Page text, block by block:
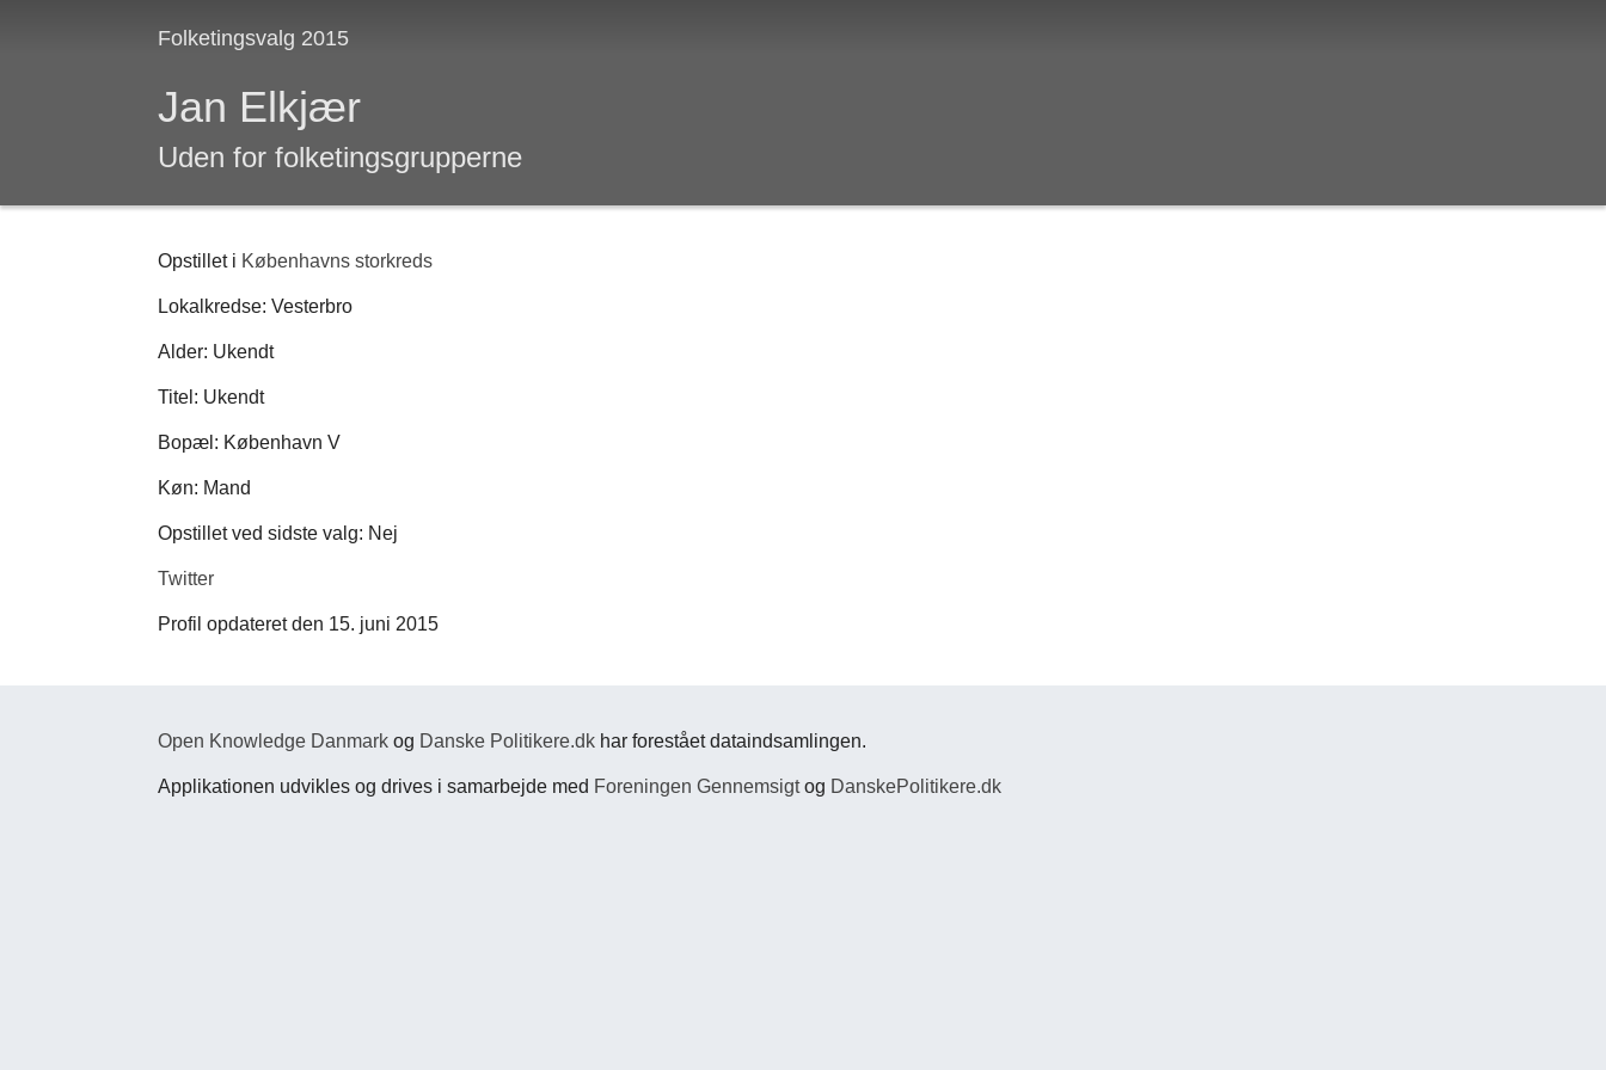
Folketingsvalg 2015
Jan Elkjær
Uden for folketingsgrupperne
Opstillet i Københavns storkreds
Lokalkredse: Vesterbro
Alder: Ukendt
Titel: Ukendt
Bopæl: København V
Køn: Mand
Opstillet ved sidste valg: Nej
Twitter
Profil opdateret den 15. juni 2015
Open Knowledge Danmark og Danske Politikere.dk har forestået dataindsamlingen.
Applikationen udvikles og drives i samarbejde med Foreningen Gennemsigtog DanskePolitikere.dk